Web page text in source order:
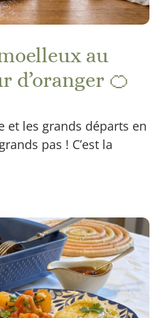
au
d’oranger 🍊
et les grands départs en
pas ! C’est la